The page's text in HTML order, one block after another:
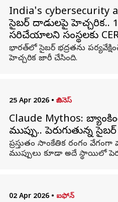
India's cybersecurity
సైబర్ దాడులపై హెచ్చరిక..
సరిచేయాలని సంస్థలకు
భారత్‌లో సైబర్ భద్రతను
హెచ్చరిక జారీ చేసింది.
25 Apr 2026 • బిజినెస్
Claude Mythos:
ముప్పు.. పెరుగుతున్న
ప్రస్తుతం సాంకేతిక రంగం
ముప్పులు కూడా అదే స్థాయిలో
02 Apr 2026 • ఐఫోన్